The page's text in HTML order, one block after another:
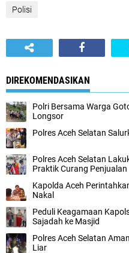
Polisi
DIREKOMENDASIKAN
Polri Bersama Warga
Longsor
Polres Aceh Selatan
Polres Aceh Selatan
Praktik Curang Penjualan
Kapolda Aceh
Nakal
Peduli Keagamaan
Sajadah ke Masjid
Polres Aceh Selatan
Liar